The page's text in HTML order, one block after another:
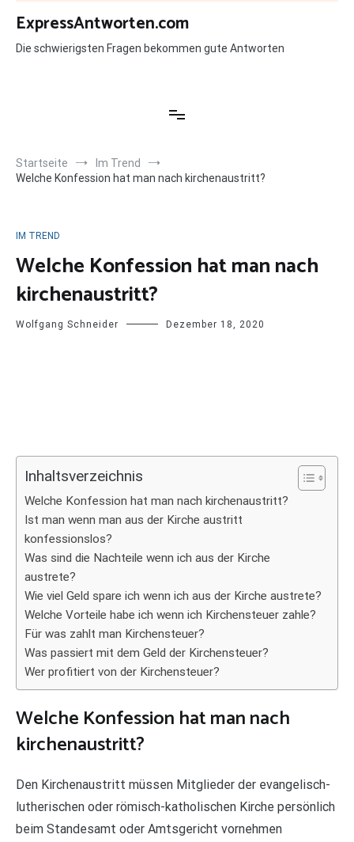
Zum
Inhalt
springen
ExpressAntworten.com
Die schwierigsten Fragen bekommen gute Antworten
Startseite
Im Trend
Welche Konfession hat man nach kirchenaustritt?
IM TREND
Welche Konfession hat man nach
kirchenaustritt?
Wolfgang Schneider Dezember 18, 2020
Inhaltsverzeichnis
Welche Konfession hat man nach kirchenaustritt?
Ist man wenn man aus der Kirche austritt
konfessionslos?
Was sind die Nachteile wenn ich aus der Kirche
austrete?
Wie viel Geld spare ich wenn ich aus der Kirche austrete?
Welche Vorteile habe ich wenn ich Kirchensteuer zahle?
Für was zahlt man Kirchensteuer?
Was passiert mit dem Geld der Kirchensteuer?
Wer profitiert von der Kirchensteuer?
Welche Konfession hat man nach
kirchenaustritt?
Den Kirchenaustritt müssen Mitglieder der evangelisch-
lutherischen oder römisch-katholischen Kirche persönlich
beim Standesamt oder Amtsgericht vornehmen